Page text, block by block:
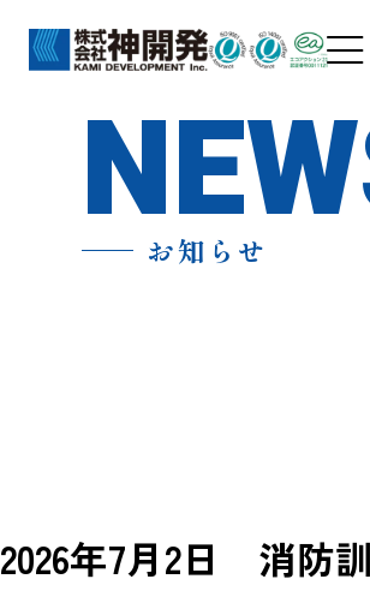
お知らせ
2026年7月2日 消防